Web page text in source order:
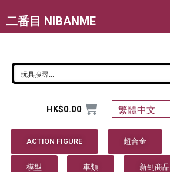
二番目 NIBANME
HK$0.00 繁體中文
ACTION FIGURE 超合金
模型 車類 新到商品